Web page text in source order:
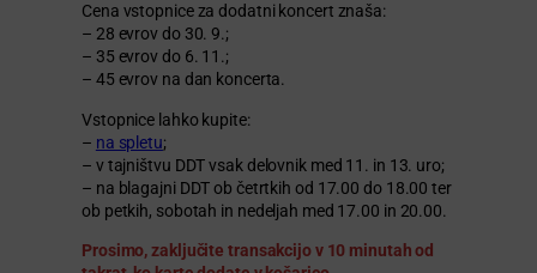
Cena vstopnice za dodatni koncert znaša:
– 28 evrov do 30. 9.;
– 35 evrov do 6. 11.;
– 45 evrov na dan koncerta.
Vstopnice lahko kupite:
– na spletu;
– v tajništvu DDT vsak delovnik med 11. in 13. uro;
– na blagajni DDT ob četrtkih od 17.00 do 18.00 ter
ob petkih, sobotah in nedeljah med 17.00 in 20.00.
Prosimo, zaključite transakcijo v 10 minutah od